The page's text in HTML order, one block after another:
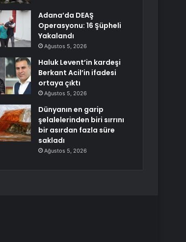
Adana’da DEAŞ
Operasyonu: 16 Şüpheli
Yakalandı
Ağustos 5, 2026
Haluk Levent’in kardeşi
Berkant Acil’in ifadesi
ortaya çıktı
Ağustos 5, 2026
Dünyanın en garip
şelalelerinden biri sırrını
bir asırdan fazla süre
sakladı
Ağustos 5, 2026